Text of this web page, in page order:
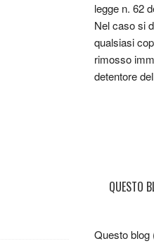
legge n. 62
Nel caso si
qualsiasi
rimosso
detentore
QUESTO
Questo blog